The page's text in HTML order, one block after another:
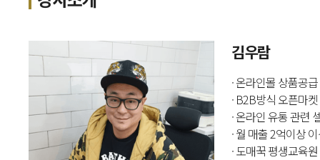
김우람
· 온라인몰 상품공
· B2B방식 오픈마
· 온라인 유통 관련
· 월 매출 2억이상
· 도매꾹 평생교육